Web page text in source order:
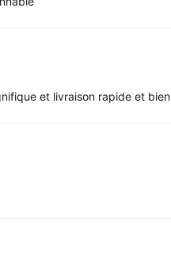
et livraison rapide et